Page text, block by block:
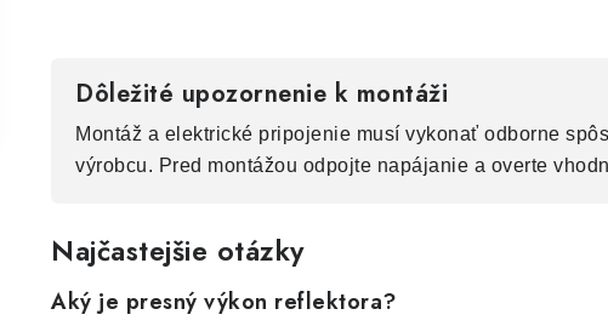
Dôležité upozornenie k montáži
Montáž a elektrické pripojenie musí vykonať odborne
výrobcu. Pred montážou odpojte napájanie a overte
Najčastejšie otázky
Aký je presný výkon reflektora?